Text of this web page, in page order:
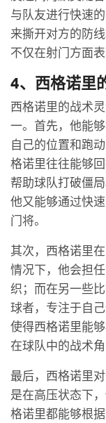
与队友进行快速
来撕开对方的防
不仅在射门方面
4、西格诺里
西格诺里的战术
一。首先，他能
自己的位置和跑
格诺里往往能够
帮助球队打破僵
他又能够通过快
门将。
其次，西格诺里
情况下，他会担
织；而在另一些
球者，专注于自
使得西格诺里能
在球队中的战术角
最后，西格诺里
是在高压状态下
格诺里都能够根